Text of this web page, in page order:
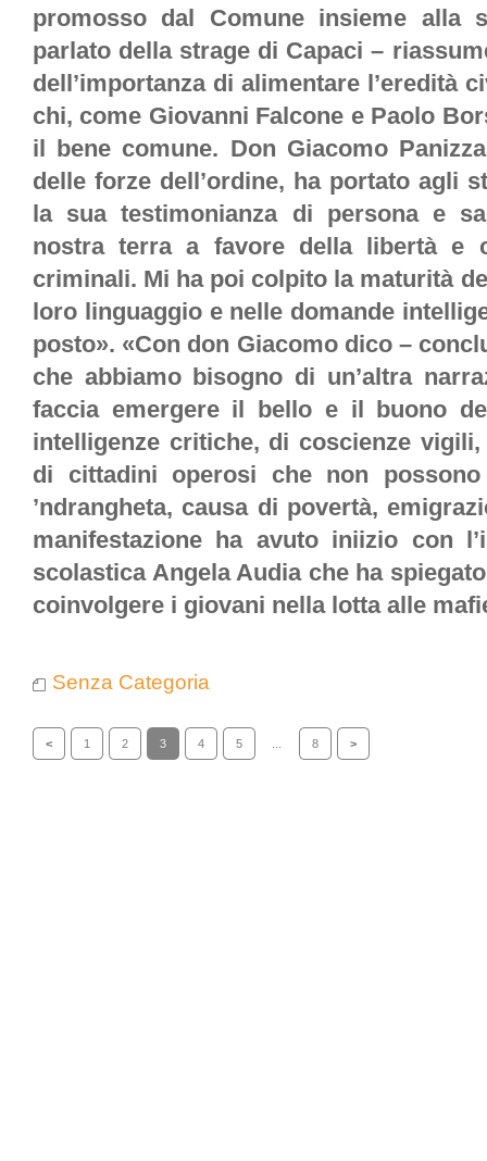
promosso dal Comune insieme alla
parlato della strage di Capaci –
dell’importanza di alimentare l’eredità
chi, come Giovanni Falcone e Paolo
il bene comune. Don Giacomo
delle forze dell’ordine, ha portato agli
la sua testimonianza di persona e
nostra terra a favore della libertà e
criminali. Mi ha poi colpito la maturità
loro linguaggio e nelle domande
posto». «Con don Giacomo dico –
che abbiamo bisogno di un’altra
faccia emergere il bello e il buono
intelligenze critiche, di coscienze
di cittadini operosi che non
’ndrangheta, causa di povertà,
manifestazione ha avuto iniizio con
scolastica Angela Audia che ha
coinvolgere i giovani nella lotta alle
Senza Categoria
< 1 2 3 4 5 8 >